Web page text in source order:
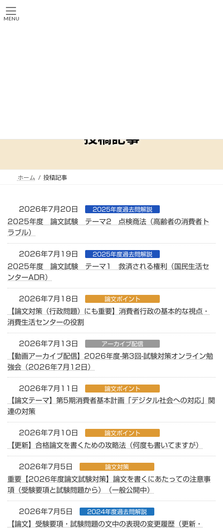
ン
ビ消費生活専門相談員資格試験の勉強部屋
投稿記事
ホーム 投稿記事
2026年7月20日 2025年度過去問解説
2025年度 論文試験 テーマ2 点検商法（高齢者の消費者ト
ラブル）
2026年7月19日 2025年度過去問解説
2025年度 論文試験 テーマ1 救済される権利（国民生活セ
ンターADR）
2026年7月18日 論文ポイント
【論文対策（行政問題）にも重要】消費者行政の基本的な視点・
消費生活センターの役割
2026年7月13日 アーカイブ配信
【動画アーカイブ配信】2026年度-第3回-試験対策オンライン勉
強会（2026年7月12日）
2026年7月11日 論文ポイント
【論文テーマ】第5期消費者基本計画「デジタル社会への対応」関
連の対策
2026年7月10日 論文ポイント
【更新】合格論文を書くための攻略法（何度も書いてますが）
2026年7月5日 論文対策
重要【2026年度論文試験対策】論文を書くにあたっての注意事
項（受験要項と試験問題から）（一般公開中）
2026年7月5日 2024年度過去問解説
【論文】受験要項・試験問題の文中の表現の変更履歴（更新・
MENU